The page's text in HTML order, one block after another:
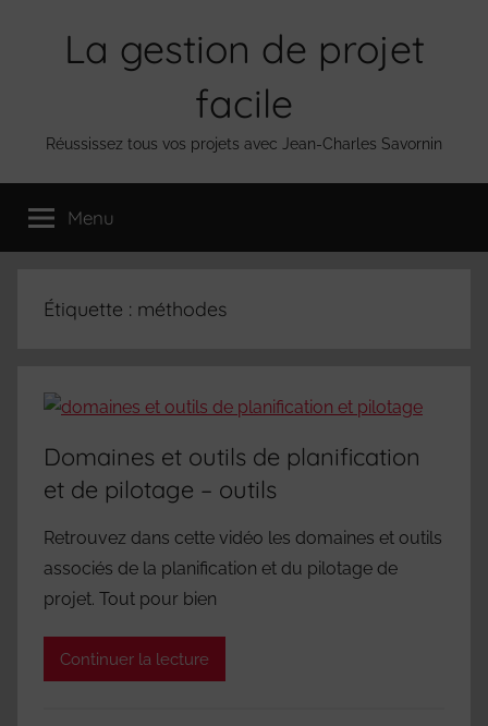
La gestion de projet
facile
Réussissez tous vos projets avec Jean-Charles Savornin
Menu
Étiquette : méthodes
Domaines et outils de planification
et de pilotage – outils
Retrouvez dans cette vidéo les domaines et outils
associés de la planification et du pilotage de
projet. Tout pour bien
Continuer la lecture